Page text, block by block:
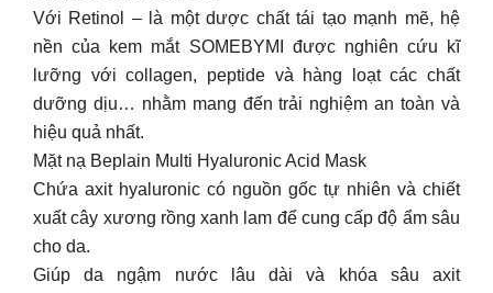
Với Retinol – là một dược chất tái tạo mạnh mẽ, hệ
nền của kem mắt SOMEBYMI được nghiên cứu kĩ
lưỡng với collagen, peptide và hàng loạt các chất
dưỡng dịu… nhằm mang đến trải nghiệm an toàn và
hiệu quả nhất.
Mặt nạ Beplain Multi Hyaluronic Acid Mask
Chứa axit hyaluronic có nguồn gốc tự nhiên và chiết
xuất cây xương rồng xanh lam để cung cấp độ ẩm sâu
cho da.
Giúp da ngậm nước lâu dài và khóa sâu axit